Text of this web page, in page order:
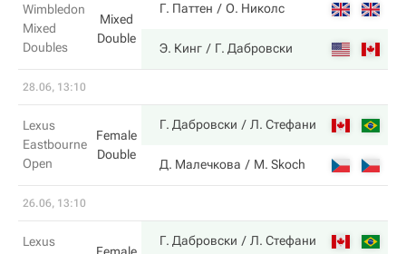
Wimbledon
Mixed
Doubles
Mixed
Double
Г. Паттен О. Николс
Э. Кинг Г. Дабровски
28.06, 13:10
Lexus
Eastbourne
Open
Female
Double
Г. Дабровски Л. Стефани
Д. Малечкова M. Skoch
26.06, 13:10
Lexus
Г. Дабровски Л. Стефани